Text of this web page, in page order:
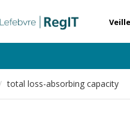
total loss-absorbing capacity